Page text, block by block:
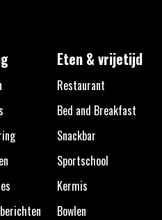
Eten & vrijetijd
Restaurant
Bed and Breakfast
Snackbar
Sportschool
Kermis
Bowlen